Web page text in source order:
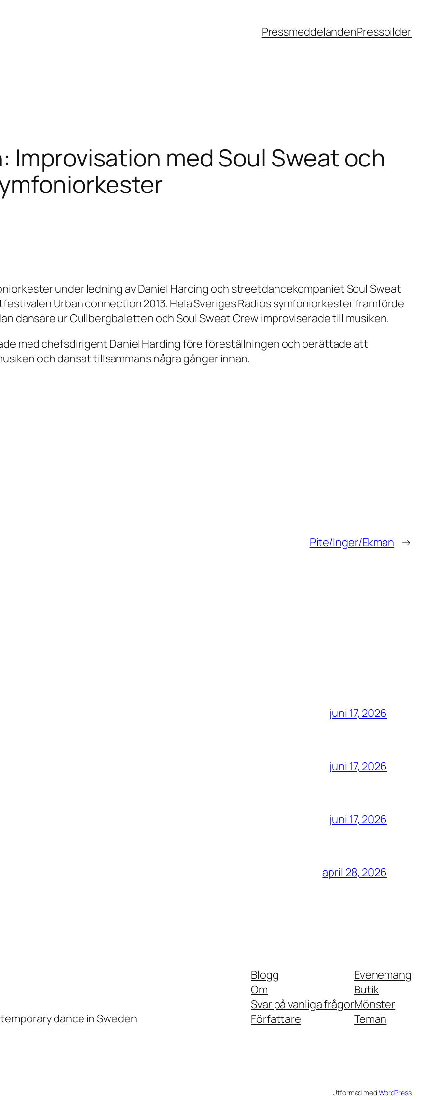
PressmeddelandenPressbilder
Improvisation med Soul Sweat och
under ledning av Daniel Harding och streetdancekompaniet Soul Sweat
Urban connection 2013. Hela Sveriges Radios symfoniorkester framförde
dansare ur Cullbergbaletten och Soul Sweat Crew improviserade till musiken.
med chefsdirigent Daniel Harding före föreställningen och berättade att
och dansat tillsammans några gånger innan.
Pite/Inger/Ekman →
juni 17, 2026
juni 17, 2026
juni 17, 2026
april 28, 2026
dance in Sweden
Blogg
Om
Svar på vanliga frågor
Författare
Evenemang
Butik
Mönster
Teman
Utformad medWordPress